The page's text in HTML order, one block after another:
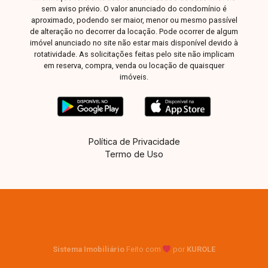
sem aviso prévio. O valor anunciado do condomínio é
aproximado, podendo ser maior, menor ou mesmo passível
de alteração no decorrer da locação. Pode ocorrer de algum
imóvel anunciado no site não estar mais disponível devido à
rotatividade. As solicitações feitas pelo site não implicam
em reserva, compra, venda ou locação de quaisquer
imóveis.
Política de Privacidade
Termo de Uso
Sistema Imobiliário Feito com por KUROLE